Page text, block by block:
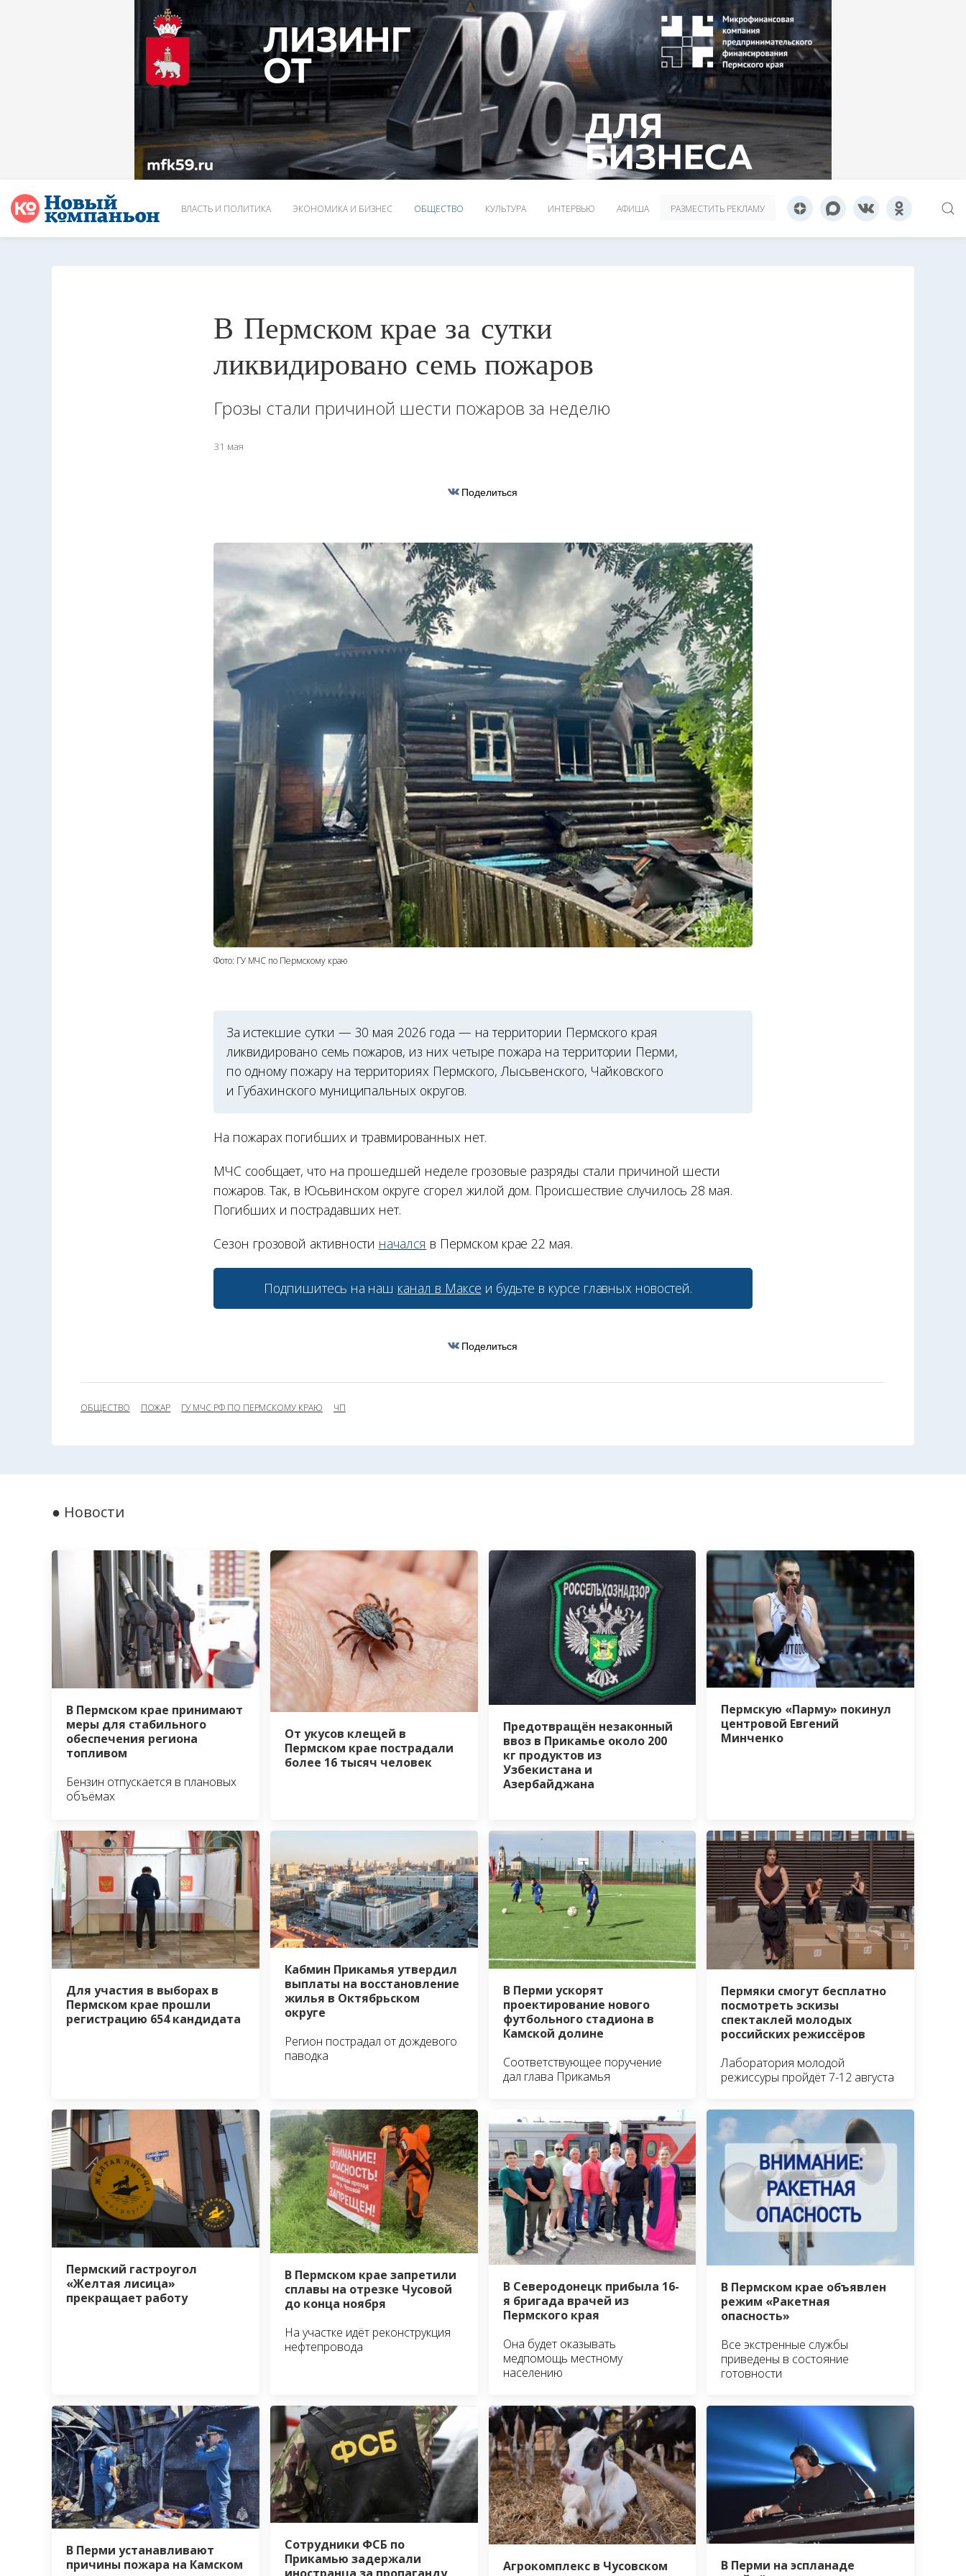
ВЛАСТЬ И ПОЛИТИКА ЭКОНОМИКА И БИЗНЕС ОБЩЕСТВО КУЛЬТУРА ИНТЕРВЬЮ АФИША РАЗМЕСТИТЬ РЕКЛАМУ
В Пермском крае за сутки
ликвидировано семь пожаров
Грозы стали причиной шести пожаров за неделю
31 мая
Поделиться
Фото: ГУ МЧС по Пермскому краю
За истекшие сутки — 30 мая 2026 года — на территории Пермского края
ликвидировано семь пожаров, из них четыре пожара на территории Перми,
по одному пожару на территориях Пермского, Лысьвенского, Чайковского
и Губахинского муниципальных округов.
На пожарах погибших и травмированных нет.
МЧС сообщает, что на прошедшей неделе грозовые разряды стали причиной шести
пожаров. Так, в Юсьвинском округе сгорел жилой дом. Происшествие случилось 28 мая.
Погибших и пострадавших нет.
Сезон грозовой активности начался в Пермском крае 22 мая.
Подпишитесь на наш канал в Максе и будьте в курсе главных новостей.
Поделиться
ОБЩЕСТВО ПОЖАР ГУ МЧС РФ ПО ПЕРМСКОМУ КРАЮ ЧП
● Новости
В Пермском крае принимают
меры для стабильного
обеспечения региона
топливом
Бензин отпускается в плановых
объёмах
От укусов клещей в
Пермском крае пострадали
более 16 тысяч человек
Предотвращён незаконный
ввоз в Прикамье около 200
кг продуктов из
Узбекистана и
Азербайджана
Пермскую «Парму» покинул
центровой Евгений
Минченко
Для участия в выборах в
Пермском крае прошли
регистрацию 654 кандидата
Кабмин Прикамья утвердил
выплаты на восстановление
жилья в Октябрьском
округе
Регион пострадал от дождевого
паводка
В Перми ускорят
проектирование нового
футбольного стадиона в
Камской долине
Соответствующее поручение
дал глава Прикамья
Пермяки смогут бесплатно
посмотреть эскизы
спектаклей молодых
российских режиссёров
Лаборатория молодой
режиссуры пройдёт 7-12 августа
Пермский гастроугол
«Желтая лисица»
прекращает работу
В Пермском крае запретили
сплавы на отрезке Чусовой
до конца ноября
На участке идёт реконструкция
нефтепровода
В Северодонецк прибыла 16-
я бригада врачей из
Пермского края
Она будет оказывать
медпомощь местному
населению
В Пермском крае объявлен
режим «Ракетная
опасность»
Все экстренные службы
приведены в состояние
готовности
В Перми устанавливают
причины пожара на Камском
Сотрудники ФСБ по
Прикамью задержали
иностранца за пропаганду
Агрокомплекс в Чусовском
В Перми на эспланаде